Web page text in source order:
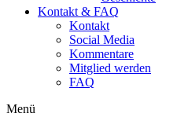
Kontakt & FAQ
Kontakt
Social Media
Kommentare
Mitglied werden
FAQ
Menü